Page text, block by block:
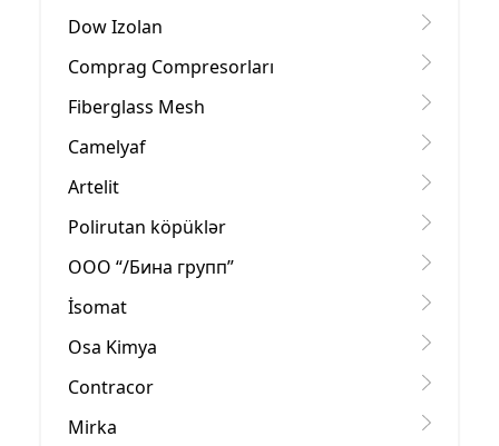
Dow Izolan
Comprag Compresorları
Fiberglass Mesh
Camelyaf
Artelit
Polirutan köpüklər
OOO “/Бина групп”
İsomat
Osa Kimya
Contracor
Mirka